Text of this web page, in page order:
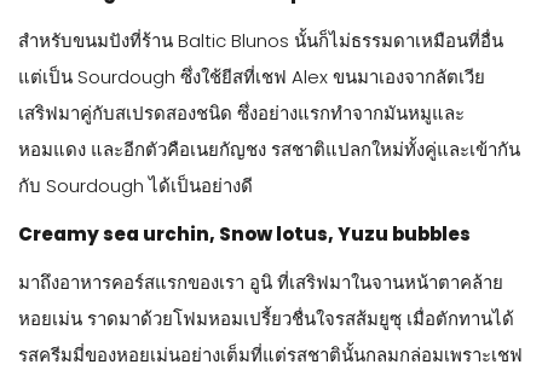
สำหรับขนมปังที่ร้าน Baltic Blunos นั้นก็ไม่ธรรมดาเหมือนที่อื่น
แต่เป็น Sourdough ซึ่งใช้ยีสที่เชฟ Alex ขนมาเองจากลัตเวีย
เสริฟมาคู่กับสเปรดสองชนิด ซึ่งอย่างแรกทำจากมันหมูและ
หอมแดง และอีกตัวคือเนยกัญชง รสชาติแปลกใหม่ทั้งคู่และเข้ากัน
กับ Sourdough ได้เป็นอย่างดี
Creamy sea urchin, Snow lotus, Yuzu bubbles
มาถึงอาหารคอร์สแรกของเรา อูนิ ที่เสริฟมาในจานหน้าตาคล้าย
หอยเม่น ราดมาด้วยโฟมหอมเปรี้ยวชื่นใจรสส้มยูซุ เมื่อตักทานได้
รสครีมมี่ของหอยเม่นอย่างเต็มที่แต่รสชาตินั้นกลมกล่อมเพราะเชฟ